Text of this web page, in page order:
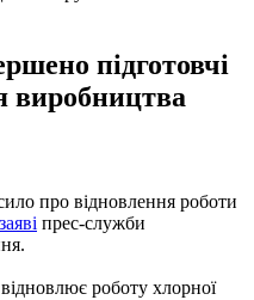
підготовчі
виробництва
про відновлення роботи
заяві прес-служби
відновлює роботу хлорної